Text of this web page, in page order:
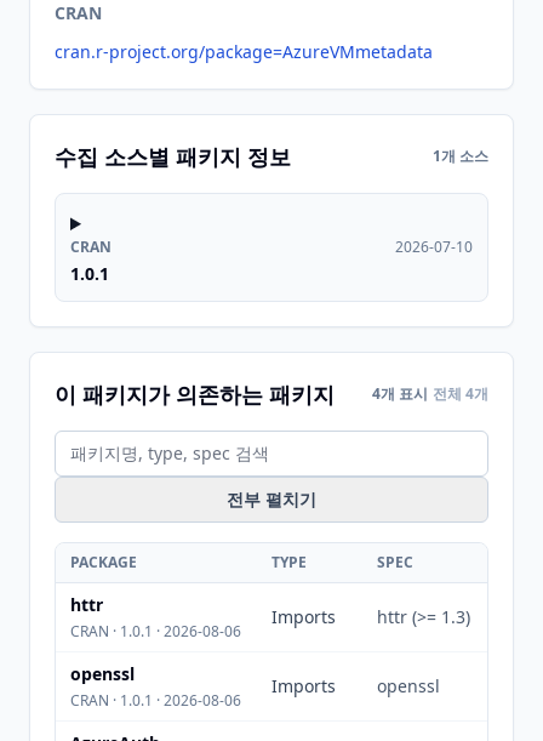
CRAN
cran.r-project.org/package=AzureVMmetadata
수집 소스별 패키지 정보 1개 소스
CRAN
1.0.1
2026-07-10
이 패키지가 의존하는 패키지 4개 표시 전체 4개
전부 펼치기
PACKAGE TYPE SPEC
httr
CRAN · 1.0.1 · 2026-08-06
Imports httr (>= 1.3)
openssl
CRAN · 1.0.1 · 2026-08-06
Imports openssl